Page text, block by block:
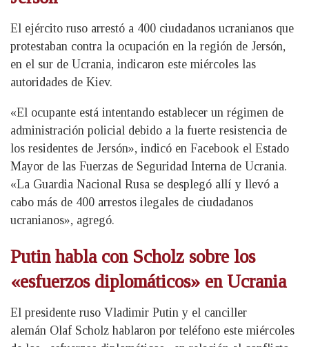
El ejército ruso arrestó a 400 ciudadanos ucranianos que
protestaban contra la ocupación en la región de Jersón,
en el sur de Ucrania, indicaron este miércoles las
autoridades de Kiev.
«El ocupante está intentando establecer un régimen de
administración policial debido a la fuerte resistencia de
los residentes de Jersón», indicó en Facebook el Estado
Mayor de las Fuerzas de Seguridad Interna de Ucrania.
«La Guardia Nacional Rusa se desplegó allí y llevó a
cabo más de 400 arrestos ilegales de ciudadanos
ucranianos», agregó.
Putin habla con Scholz sobre los
«esfuerzos diplomáticos» en Ucrania
El presidente ruso Vladimir Putin y el canciller
alemán Olaf Scholz hablaron por teléfono este miércoles